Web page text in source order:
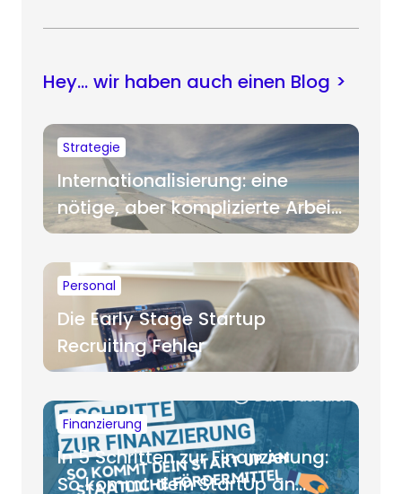
Hey… wir haben auch einen Blog >
Strategie
Internationalisierung: eine
nötige, aber komplizierte Arbeit
für Startups
Personal
Die Early Stage Startup
Recruiting Fehler
Finanzierung
In 5 Schritten zur Finanzierung:
So kommt dein StartUp an